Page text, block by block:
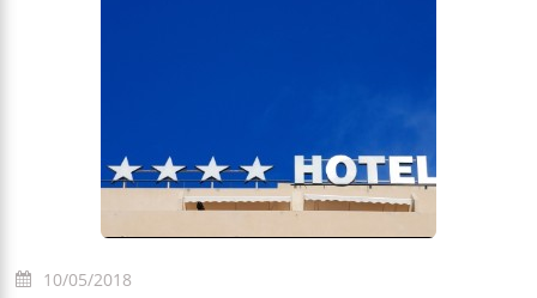
10/05/2018